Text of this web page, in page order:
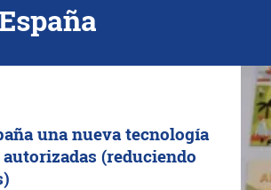
una nueva tecnología
(reduciendo